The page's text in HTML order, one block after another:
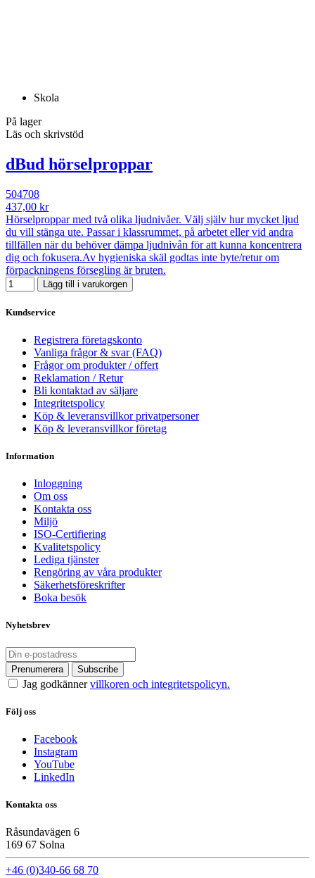
Skola
På lager
Läs och skrivstöd
dBud hörselproppar
504708
437,00 kr
Hörselproppar med två olika ljudnivåer. Välj själv hur mycket ljud
du vill stänga ute. Passar i klassrummet, på arbetet eller vid andra
tillfällen när du behöver dämpa ljudnivån för att kunna koncentrera
dig och fokusera.Av hygieniska skäl godtas inte byte/retur om
förpackningens försegling är bruten.
Lägg till i varukorgen
Kundservice
Registrera företagskonto
Vanliga frågor & svar (FAQ)
Frågor om produkter / offert
Reklamation / Retur
Bli kontaktad av säljare
Integritetspolicy
Köp & leveransvillkor privatpersoner
Köp & leveransvillkor företag
Information
Inloggning
Om oss
Kontakta oss
Miljö
ISO-Certifiering
Kvalitetspolicy
Lediga tjänster
Rengöring av våra produkter
Säkerhetsföreskrifter
Boka besök
Nyhetsbrev
Jag godkännervillkoren och integritetspolicyn.
Följ oss
Facebook
Instagram
YouTube
LinkedIn
Kontakta oss
Råsundavägen 6
169 67 Solna
+46 (0)340-66 68 70